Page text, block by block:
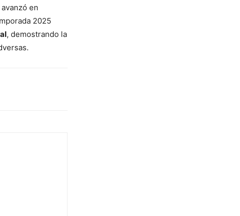
en
2025
, demostrando la